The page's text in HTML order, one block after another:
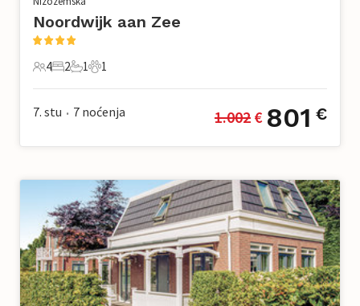
Noordwijk aan Zee
4 Gosti
4
2 Spavaće sobe
2
1 Kupaonica
1
1 Kućni ljubimac
1
7. stu • 7 noćenja 1.002 € 801 €